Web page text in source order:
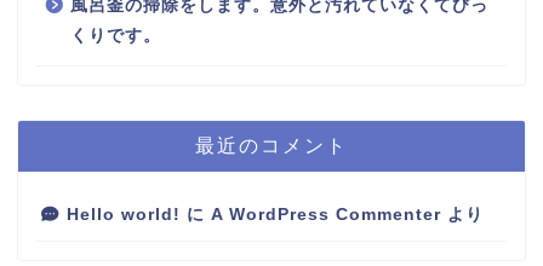
風呂釜の掃除をします。意外と汚れていなくてびっ
くりです。
最近のコメント
Hello world! に A WordPress Commenter より